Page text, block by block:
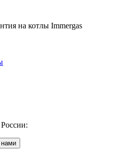
на котлы Immergas
нами